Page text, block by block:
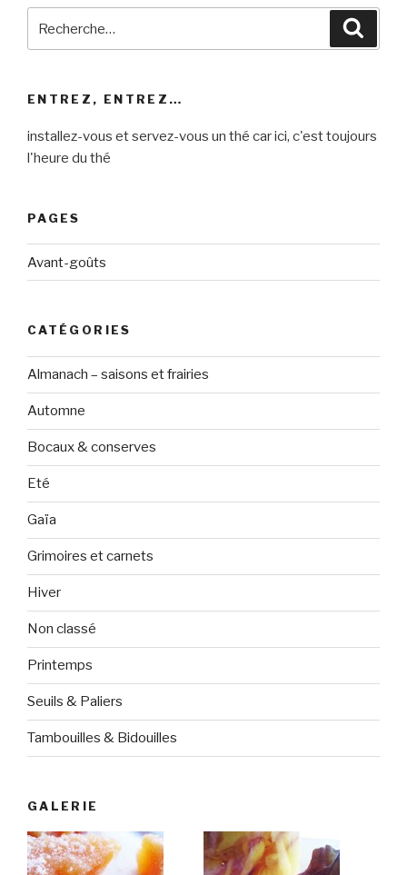
pour
ENTREZ, ENTREZ…
installez-vous et servez-vous un thé car ici, c'est toujours
l'heure du thé
PAGES
Avant-goûts
CATÉGORIES
Almanach – saisons et frairies
Automne
Bocaux & conserves
Eté
Gaïa
Grimoires et carnets
Hiver
Non classé
Printemps
Seuils & Paliers
Tambouilles & Bidouilles
GALERIE